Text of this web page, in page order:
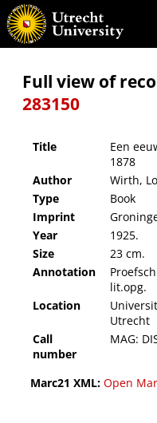
Een eeuw kinderpoëzie, 1778-1878
Full view of
283150
Title
Een
1878
Author Wirth,
Type
Book
Imprint
Year
1925.
Size
23 cm.
Annotation
lit.opg.
Location
Utrecht
Call
number
MAG:
Marc21 XML: Open